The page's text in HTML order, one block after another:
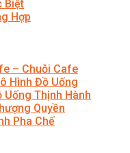
Biệt
Hợp
– Chuỗi Cafe
Hình Đồ Uống
Uống Thịnh Hành
Quyền
Pha Chế